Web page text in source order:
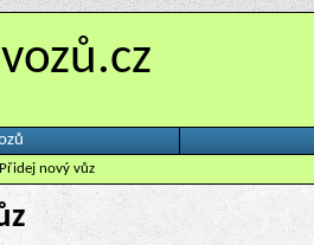
nový vůz